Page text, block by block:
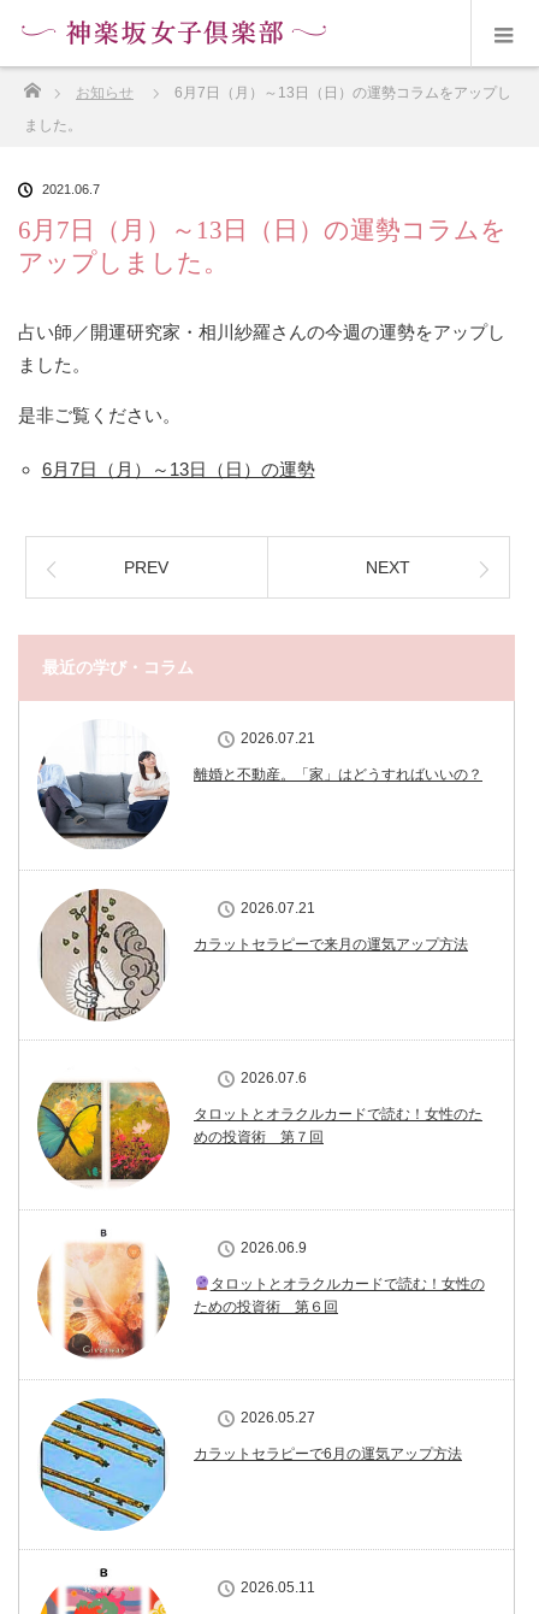
ホーム
お知らせ
6月7日（月）～13日（日）の運勢コラムをアップし
ました。
2021.06.7
6月7日（月）～13日（日）の運勢コラムを
アップしました。
占い師／開運研究家・相川紗羅さんの今週の運勢をアップし
ました。
是非ご覧ください。
6月7日（月）～13日（日）の運勢
PREV NEXT
最近の学び・コラム
2026.07.21
離婚と不動産。「家」はどうすればいいの？
2026.07.21
カラットセラピーで来月の運気アップ方法
2026.07.6
タロットとオラクルカードで読む！女性のた
めの投資術 第７回
2026.06.9
タロットとオラクルカードで読む！女性の
ための投資術 第６回
2026.05.27
カラットセラピーで6月の運気アップ方法
2026.05.11